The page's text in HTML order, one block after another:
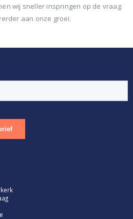
wij sneller inspringen op de vraag
aan onze groei.